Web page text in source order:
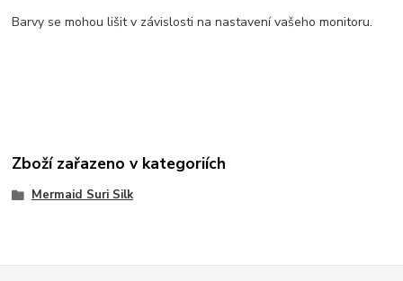
Barvy se mohou lišit v závislosti na nastavení vašeho monitoru.
Zboží zařazeno v kategoriích
Mermaid Suri Silk